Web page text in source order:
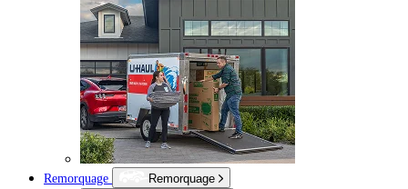
Remorquage
Remorquage